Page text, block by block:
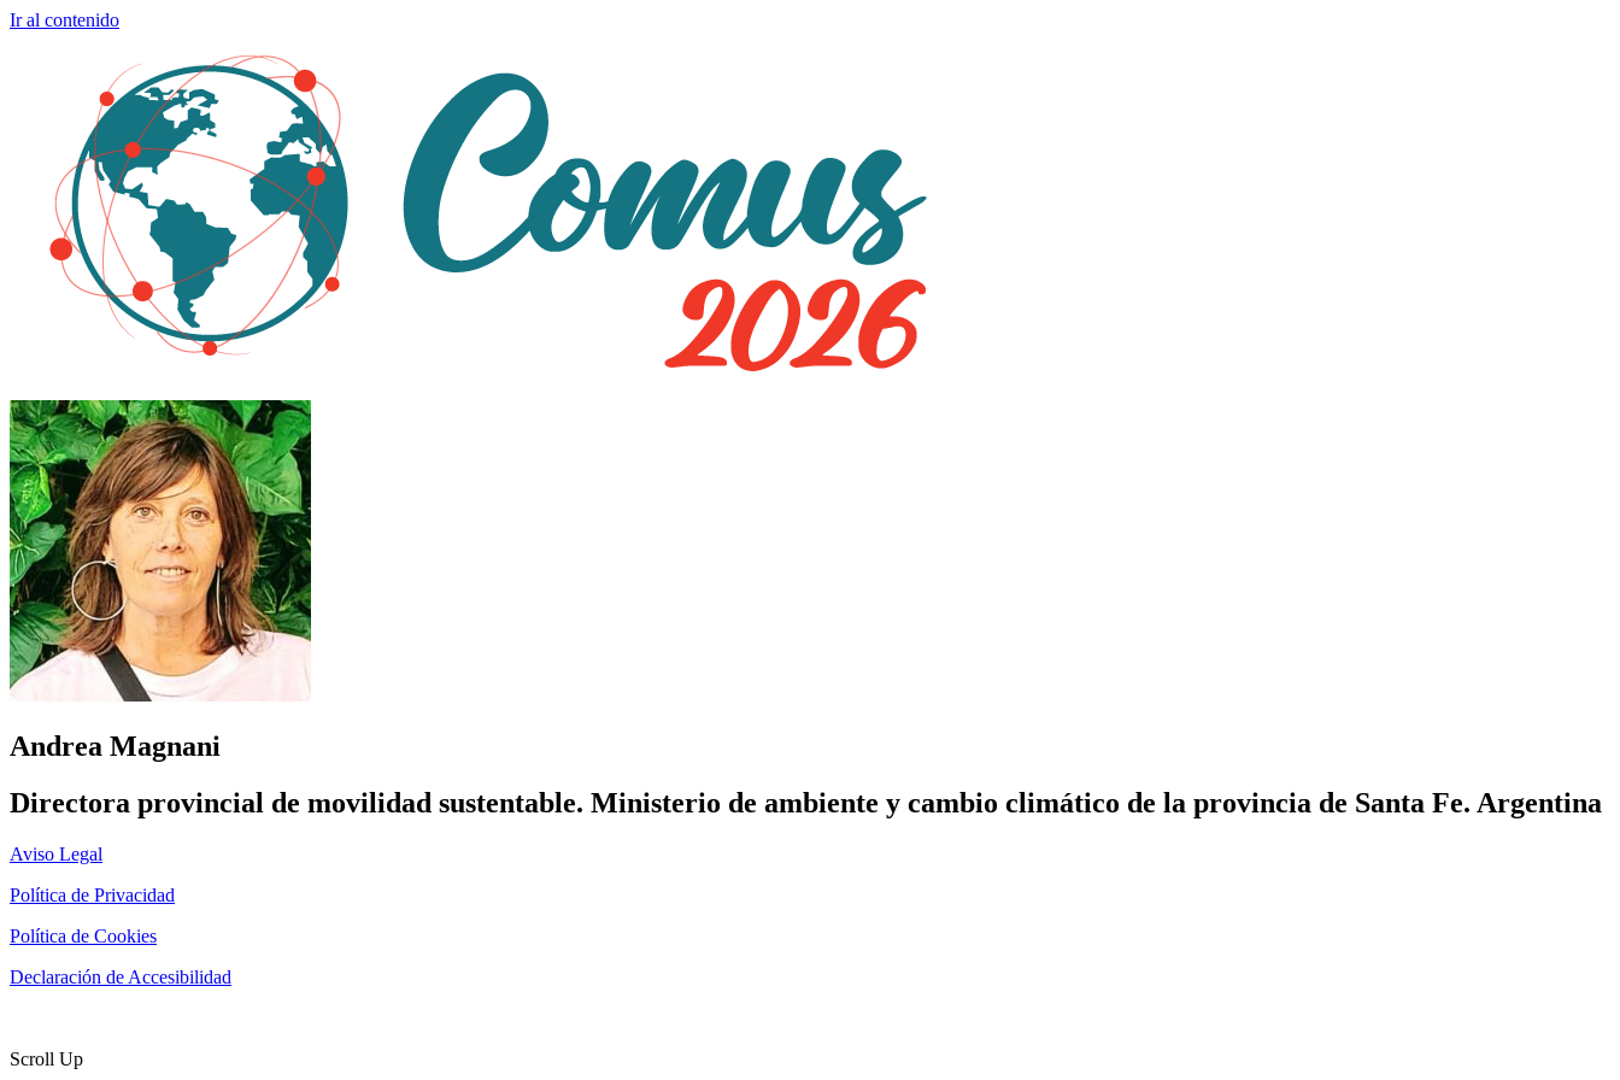
Ir al contenido
Andrea Magnani
Directora provincial de movilidad sustentable. Ministerio de ambiente y cambio climático de la provincia de Santa Fe. Argentina
Aviso Legal
Política de Privacidad
Política de Cookies
Declaración de Accesibilidad
Scroll Up